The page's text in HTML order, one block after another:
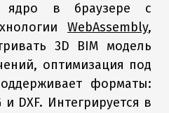
ядро в браузере с
WebAssembly,
3D BIM модель
оптимизация под
форматы:
и DXF. Интегрируется в